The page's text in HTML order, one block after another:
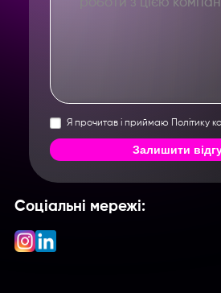
Соціальні мережі:
Я прочитав і приймаю Політику
Залишити